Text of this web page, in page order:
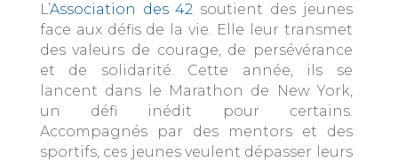
L’Association des 42 soutient des jeunes
face aux défis de la vie. Elle leur transmet
des valeurs de courage, de persévérance
et de solidarité. Cette année, ils se
lancent dans le Marathon de New York,
un défi inédit pour certains.
Accompagnés par des mentors et des
sportifs, ces jeunes veulent dépasser leurs